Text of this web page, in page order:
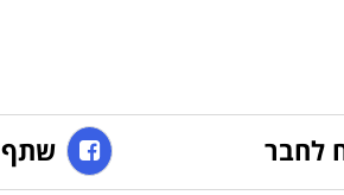
לחבר שתף